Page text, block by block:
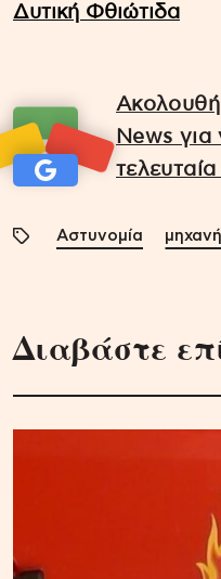
Δυτική Φθιώτιδα
News
Αστυνομία μηχανή
Διαβάστε